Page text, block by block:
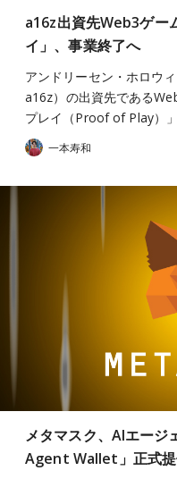
a16z出資先Web3ゲー
イ」、事業終了へ
アンドリーセン・ホロウ
a16z）の出資先である
プレイ（Proof of Play）
一本寿和
メタマスク、AIエー
Agent Wallet」正式